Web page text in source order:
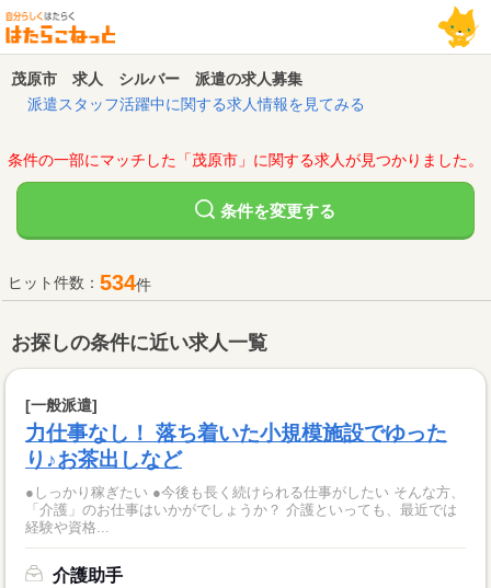
茂原市 求人 シルバー 派遣の求人募集
派遣スタッフ活躍中に関する求人情報を見てみる
条件の一部にマッチした「茂原市」に関する求人が見つかりました。
条件を変更する
ヒット件数： 534件
お探しの条件に近い求人一覧
[一般派遣]
力仕事なし！ 落ち着いた小規模施設でゆった
り♪お茶出しなど
●しっかり稼ぎたい ●今後も長く続けられる仕事がしたい そんな方、
「介護」のお仕事はいかがでしょうか？ 介護といっても、最近では
経験や資格...
介護助手